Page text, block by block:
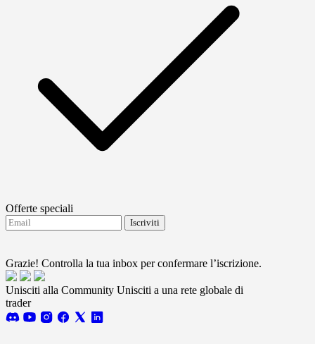
Offerte speciali
Iscriviti
Grazie! Controlla la tua inbox per confermare l’iscrizione.
Unisciti alla Community Unisciti a una rete globale di
trader